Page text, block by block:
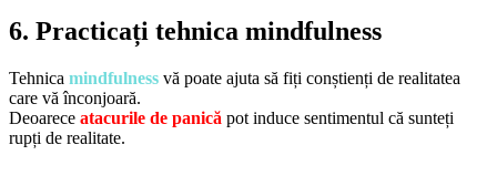
6. Practicați tehnica mindfulness
Tehnica mindfulness vă poate ajuta să fiți conștienți de realitatea
care vă înconjoară.
Deoarece atacurile de panică pot induce sentimentul că sunteți
rupți de realitate.